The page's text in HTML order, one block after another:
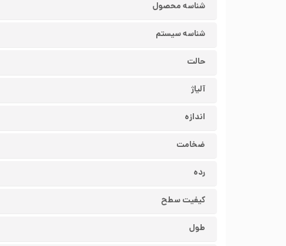
شناسه محصول
شناسه سیستم
حالت
آلیاژ
اندازه
ضخامت
رده
کیفیت سطح
طول